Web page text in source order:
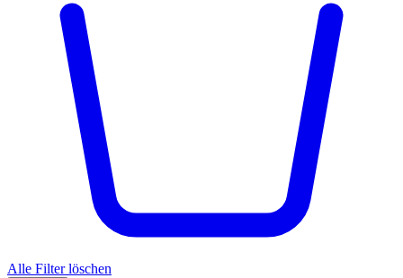
Alle Filter löschen